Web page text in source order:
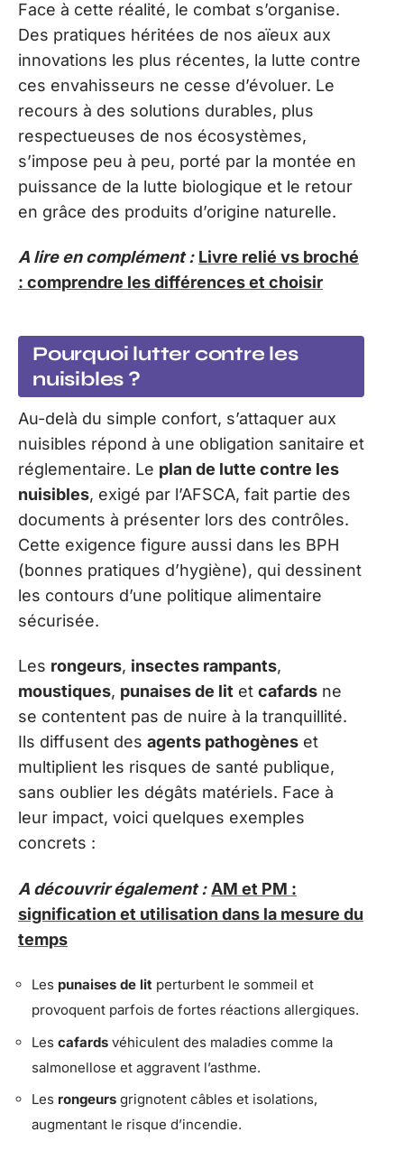
Face à cette réalité, le combat s’organise.
Des pratiques héritées de nos aïeux aux
innovations les plus récentes, la lutte contre
ces envahisseurs ne cesse d’évoluer. Le
recours à des solutions durables, plus
respectueuses de nos écosystèmes,
s’impose peu à peu, porté par la montée en
puissance de la lutte biologique et le retour
en grâce des produits d’origine naturelle.
A lire en complément : Livre relié vs broché
: comprendre les différences et choisir
Pourquoi lutter contre les
nuisibles ?
Au-delà du simple confort, s’attaquer aux
nuisibles répond à une obligation sanitaire et
réglementaire. Le plan de lutte contre les
nuisibles, exigé par l’AFSCA, fait partie des
documents à présenter lors des contrôles.
Cette exigence figure aussi dans les BPH
(bonnes pratiques d’hygiène), qui dessinent
les contours d’une politique alimentaire
sécurisée.
Les rongeurs, insectes rampants,
moustiques, punaises de lit et cafards ne
se contentent pas de nuire à la tranquillité.
Ils diffusent des agents pathogènes et
multiplient les risques de santé publique,
sans oublier les dégâts matériels. Face à
leur impact, voici quelques exemples
concrets :
A découvrir également : AM et PM :
signification et utilisation dans la mesure du
temps
Les punaises de lit perturbent le sommeil et
provoquent parfois de fortes réactions allergiques.
Les cafards véhiculent des maladies comme la
salmonellose et aggravent l’asthme.
Les rongeurs grignotent câbles et isolations,
augmentant le risque d’incendie.